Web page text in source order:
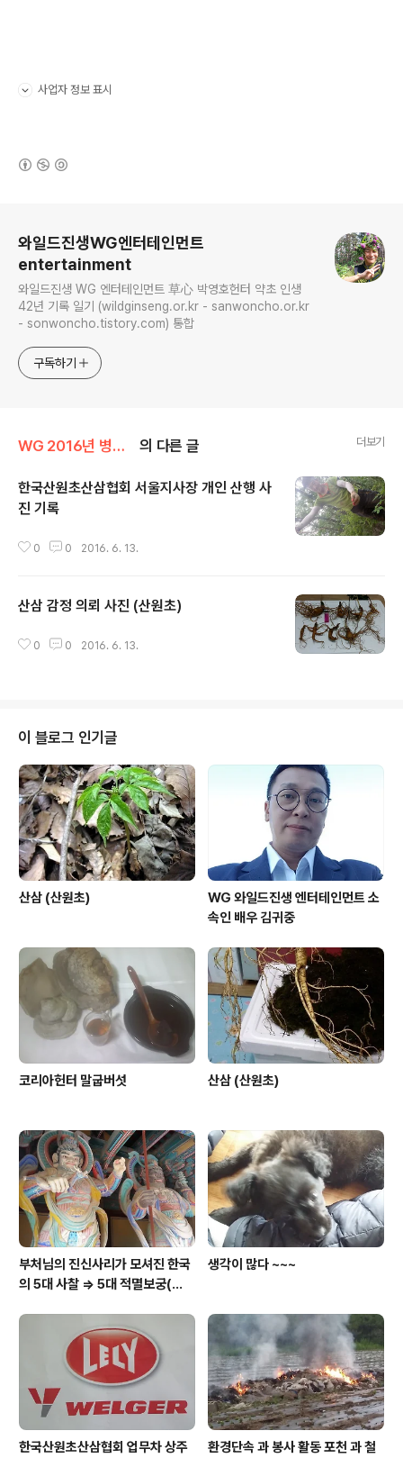
사업자 정보 표시
와일드진생WG엔터테인먼트
entertainment
와일드진생 WG 엔터테인먼트 草心 박영호헌터 약초 인생
42년 기록 일기 (wildginseng.or.kr - sanwoncho.or.kr
- sonwoncho.tistory.com) 통합
구독하기
WG 2016년 병신년 기록 의 다른 글 더보기
한국산원초산삼협회 서울지사장 개인 산행 사
진 기록
0 0 2016. 6. 13.
산삼 감정 의뢰 사진 (산원초)
0 0 2016. 6. 13.
이 블로그 인기글
산삼 (산원초)
WG 와일드진생 엔터테인먼트 소
속인 배우 김귀중
코리아헌터 말굽버섯 산삼 (산원초)
부처님의 진신사리가 모셔진 한국
의 5대 사찰 => 5대 적멸보궁(寂
생각이 많다 ~~~
한국산원초산삼협회 업무차 상주 환경단속 과 봉사 활동 포천 과 철